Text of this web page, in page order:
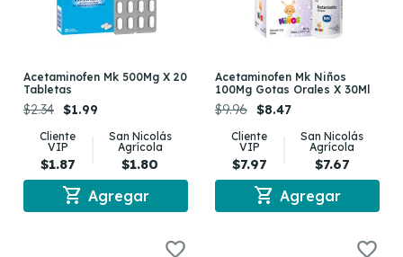
Acetaminofen Mk 500Mg X 20
Tabletas
$2.34 $1.99
Cliente
VIP
$1.87
San Nicolás
Agrícola
$1.80
shopping_cart Agregar
Acetaminofen Mk Niños
100Mg Gotas Orales X 30Ml
$9.96 $8.47
Cliente
VIP
$7.97
San Nicolás
Agrícola
$7.67
shopping_cart Agregar